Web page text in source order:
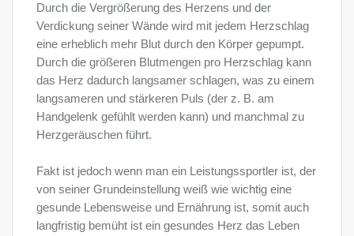
Durch die Vergrößerung des Herzens und der
Verdickung seiner Wände wird mit jedem Herzschlag
eine erheblich mehr Blut durch den Körper gepumpt.
Durch die größeren Blutmengen pro Herzschlag kann
das Herz dadurch langsamer schlagen, was zu einem
langsameren und stärkeren Puls (der z. B. am
Handgelenk gefühlt werden kann) und manchmal zu
Herzgeräuschen führt.
Fakt ist jedoch wenn man ein Leistungssportler ist, der
von seiner Grundeinstellung weiß wie wichtig eine
gesunde Lebensweise und Ernährung ist, somit auch
langfristig bemüht ist ein gesundes Herz das Leben